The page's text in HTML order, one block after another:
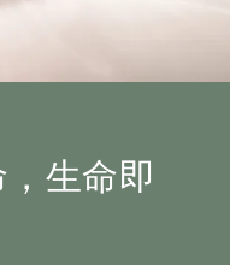
生命即